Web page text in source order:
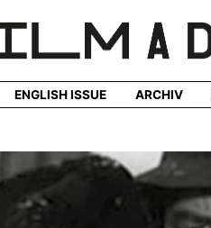
ENGLISH ISSUE ARCHIV